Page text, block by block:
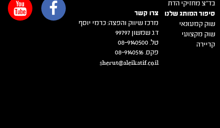
בד"צ מחזיקי הדת
סיפור המותג שלנו
שוק קמעונאי
שוק מקצועי
קריירה
צרו קשר
מרכז שיווק והפצה: כרמי יוסף
ד.נ שמשון 99797
טל. 08-9140500
פקס. 08-9140516
sherut@aleikatif.co.il